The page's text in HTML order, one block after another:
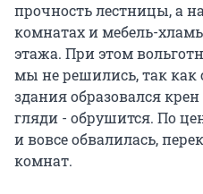
прочность лестницы, а
комнатах и мебель-
этажа. При этом
мы не решились, так как
здания образовался
гляди - обрушится. По
и вовсе обвалилась,
комнат.